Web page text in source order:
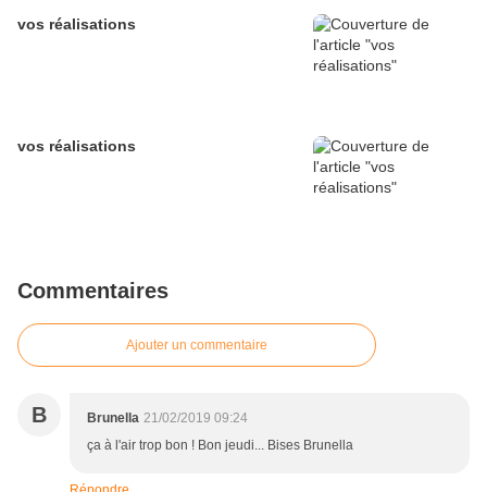
vos réalisations
vos réalisations
Commentaires
Ajouter un commentaire
B Brunella 21/02/2019 09:24
ça à l'air trop bon ! Bon jeudi... Bises Brunella